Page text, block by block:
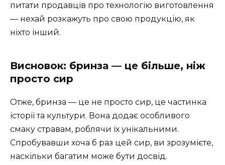
питати продавців про технологію виготовлення
— нехай розкажуть про свою продукцію, як
ніхто інший.
Висновок: бринза — це більше, ніж
просто сир
Отже, бринза — це не просто сир, це частинка
історії та культури. Вона додає особливого
смаку стравам, роблячи їх унікальними.
Спробувавши хоча б раз цей сир, ви зрозумієте,
наскільки багатим може бути досвід.